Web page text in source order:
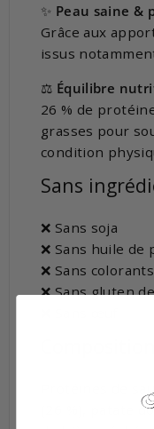
✨ Peau saine &
Grâce aux
issus
⚖️ Équilibre
26 % de
grasses pour
condition
Sans
❌ Sans soja
❌ Sans huile de
❌ Sans colorants
❌ Sans gluten
Protéines de
(26 %), patate